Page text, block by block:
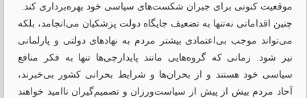
موقعیت کنونی برای جبران شکست‌های سیاسی خود بهره‌برداری کند.
چنین اقداماتی نه‌تنها به تضعیف جایگاه دولت پزشکیان می‌انجامد، بلکه
می‌تواند موجب بی‌اعتمادی بیشتر مردم به نهادهای دولتی و پارلمانی
نیز شود. زمانی که گروه‌هایی مانند پایدارچی‌ها تنها به فکر منافع
سیاسی خود هستند و از بحران‌ها و شرایط بحرانی کشور بی‌خبرند،
آحاد مردم بیش از پیش از سیاست‌ورزان و تصمیم‌گیران ناامید خواهند